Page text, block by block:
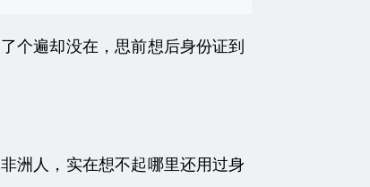
个遍却没在，思前想后身份证到
洲人，实在想不起哪里还用过身